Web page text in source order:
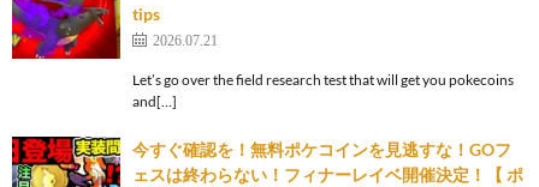
tips
2026.07.21
Let’s go over the field research test that will get you pokecoins
and[…]
今すぐ確認を！無料ポケコインを見逃すな！GOフ
ェスは終わらない！フィナーレイベ開催決定！【 ポ